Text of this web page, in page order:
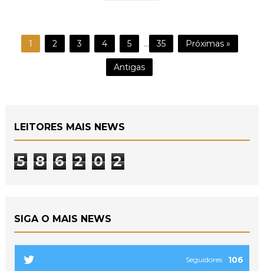
1 2 3 4 5 ... 35 Próximas »
Antigas
LEITORES MAIS NEWS
5 8 6 2 0 2
SIGA O MAIS NEWS
106
Seguidores